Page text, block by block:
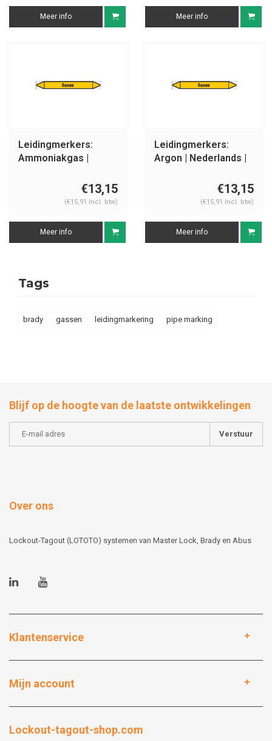
Meer info Meer info
Leidingmerkers:
Ammoniakgas |
€13,15
(€15,91 Incl. btw)
Meer info
Leidingmerkers:
Argon | Nederlands |
€13,15
(€15,91 Incl. btw)
Meer info
Tags
brady gassen leidingmarkering pipe marking
Blijf op de hoogte van de laatste ontwikkelingen
Verstuur
Over ons
Lockout-Tagout (LOTOTO) systemen van Master Lock, Brady en Abus
Klantenservice
Mijn account
Lockout-tagout-shop.com